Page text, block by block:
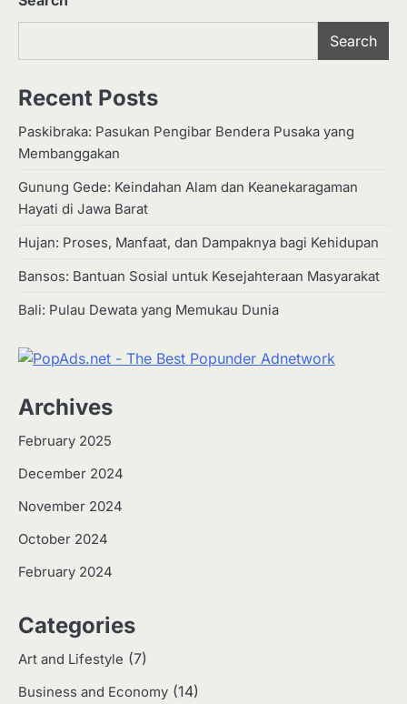
Search
Recent Posts
Paskibraka: Pasukan Pengibar Bendera Pusaka yang
Membanggakan
Gunung Gede: Keindahan Alam dan Keanekaragaman
Hayati di Jawa Barat
Hujan: Proses, Manfaat, dan Dampaknya bagi Kehidupan
Bansos: Bantuan Sosial untuk Kesejahteraan Masyarakat
Bali: Pulau Dewata yang Memukau Dunia
Archives
February 2025
December 2024
November 2024
October 2024
February 2024
Categories
Art and Lifestyle (7)
Business and Economy (14)
2
Harga Emas Hari Ini: Panduan untuk
Eco Contributor